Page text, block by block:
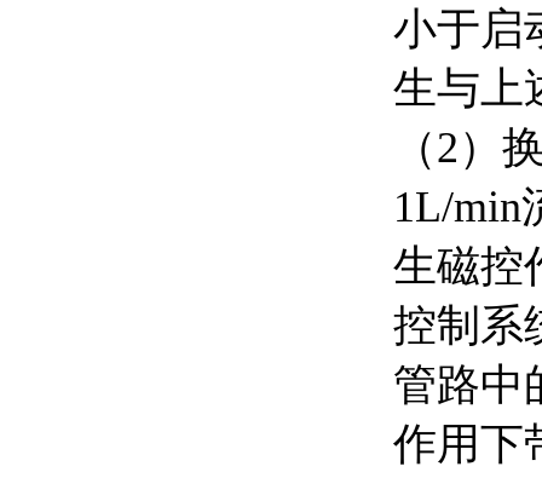
小于启
生与上
（2）
1L/min
生磁控
控制系
管路中
作用下